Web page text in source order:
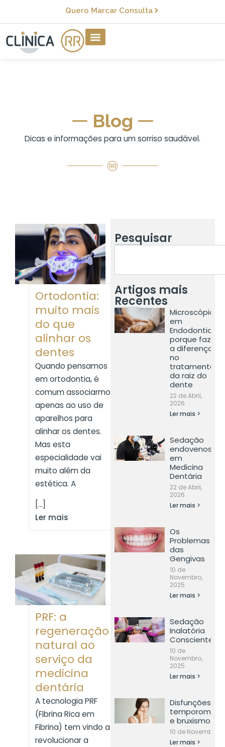
Quero Marcar Consulta
Blog
Dicas e informações para um sorriso saudável.
Ortodontia:
muito mais
do que
alinhar os
dentes
Quando pensamos
em ortodontia, é
comum associarmos
apenas ao uso de
aparelhos para
alinhar os dentes.
Mas esta
especialidade vai
muito além da
estética. A
[...]
Ler mais
PRF: a
regeneração
natural ao
serviço da
medicina
dentária
A tecnologia PRF
(Fibrina Rica em
Fibrina) tem vindo a
revolucionar a
Pesquisar
Artigos mais
Recentes
Microscópio
em
Endodontia:
porque faz
a diferença
no
tratamento
da raiz do
dente
22 de Abril,
2026
Ler mais >
Sedação
endovenosa
em
Medicina
Dentária
22 de Abril,
2026
Ler mais >
Os
Problemas
das
Gengivas
10 de
Novembro,
2025
Ler mais >
Sedação
Inalatória
Consciente
10 de
Novembro,
2025
Ler mais >
Disfunções
e bruxismo
10 de Novembro,
Ler mais >